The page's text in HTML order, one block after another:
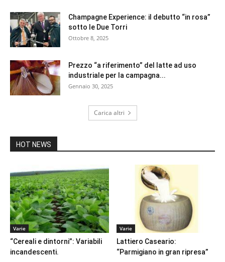
Champagne Experience: il debutto “in rosa”
sotto le Due Torri
Ottobre 8, 2025
Prezzo “a riferimento” del latte ad uso
industriale per la campagna...
Gennaio 30, 2025
Carica altri
HOT NEWS
Varie
“Cereali e dintorni”: Variabili
incandescenti.
Varie
Lattiero Caseario:
“Parmigiano in gran ripresa”